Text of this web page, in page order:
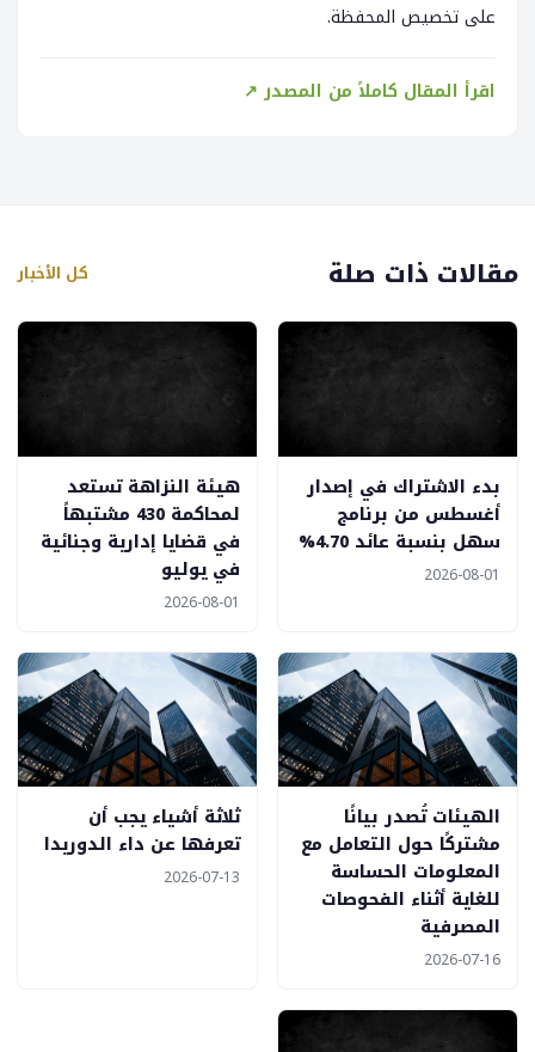
على تخصيص المحفظة.
اقرأ المقال كاملاً من المصدر ↗
مقالات ذات صلة كل الأخبار
بدء الاشتراك في إصدار
أغسطس من برنامج
سهل بنسبة عائد 4.70%
2026-08-01
هيئة النزاهة تستعد
لمحاكمة 430 مشتبهاً
في قضايا إدارية وجنائية
في يوليو
2026-08-01
الهيئات تُصدر بيانًا
مشتركًا حول التعامل مع
المعلومات الحساسة
للغاية أثناء الفحوصات
المصرفية
2026-07-16
ثلاثة أشياء يجب أن
تعرفها عن داء الدوريدا
2026-07-13